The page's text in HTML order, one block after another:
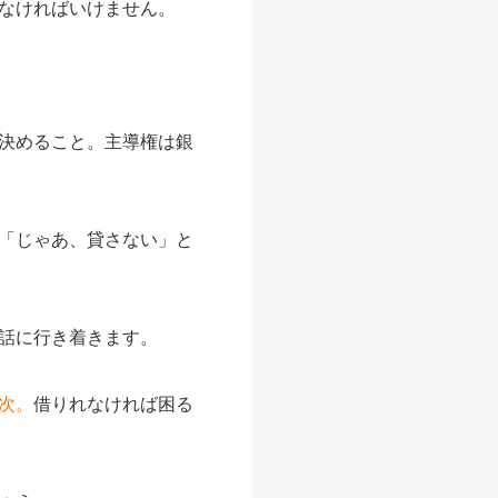
ればいけません。
めること。主導権は銀
じゃあ、貸さない」と
行き着きます。
借りれなければ困る